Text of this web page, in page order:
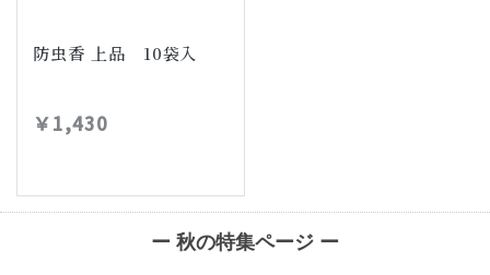
防虫香 上品 10袋入
￥1,430
ー 秋の特集ページ ー